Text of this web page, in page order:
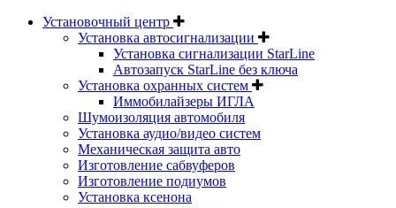
Установочный центр
Установка автосигнализации
Установка сигнализации StarLine
Автозапуск StarLine без ключа
Установка охранных систем
Иммобилайзеры ИГЛА
Шумоизоляция автомобиля
Установка аудио/видео систем
Механическая защита авто
Изготовление сабвуферов
Изготовление подиумов
Установка ксенона